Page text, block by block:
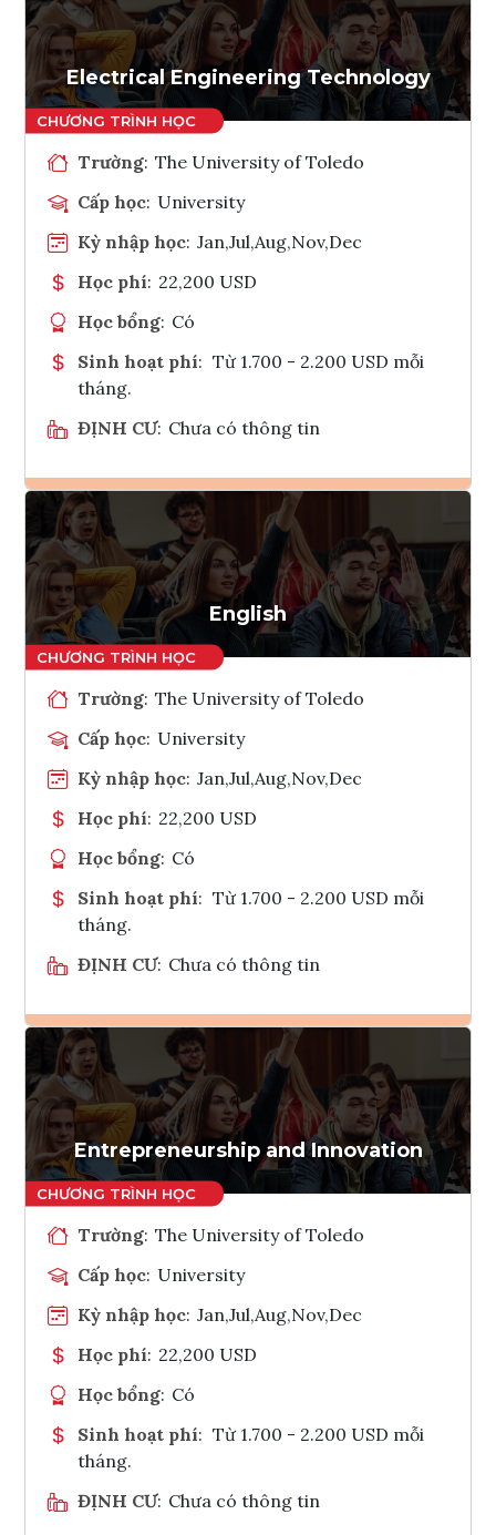
Tham vấn Interlink
Electrical Engineering Technology
Trường: The University of Toledo
Cấp học: University
Kỳ nhập học: Jan,Jul,Aug,Nov,Dec
Học phí: 22,200 USD
Học bổng: Có
Sinh hoạt phí: Từ 1.700 - 2.200 USD mỗi
tháng.
ĐỊNH CƯ: Chưa có thông tin
Ghi danh
Tham vấn Interlink
English
Trường: The University of Toledo
Cấp học: University
Kỳ nhập học: Jan,Jul,Aug,Nov,Dec
Học phí: 22,200 USD
Học bổng: Có
Sinh hoạt phí: Từ 1.700 - 2.200 USD mỗi
tháng.
ĐỊNH CƯ: Chưa có thông tin
Ghi danh
Tham vấn Interlink
Entrepreneurship and Innovation
Trường: The University of Toledo
Cấp học: University
Kỳ nhập học: Jan,Jul,Aug,Nov,Dec
Học phí: 22,200 USD
Học bổng: Có
Sinh hoạt phí: Từ 1.700 - 2.200 USD mỗi
tháng.
ĐỊNH CƯ: Chưa có thông tin